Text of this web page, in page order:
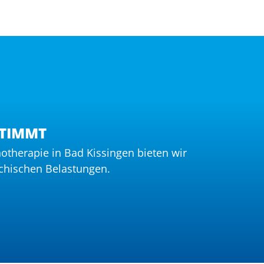
in Bad Kissingen bieten wir
Belastungen.